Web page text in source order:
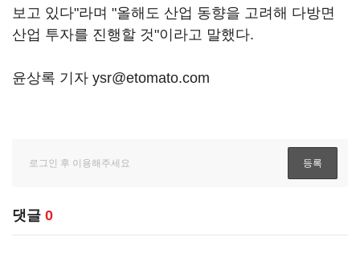
보고 있다"라며 "올해도 산업 동향을 고려해 다방면
산업 투자를 진행할 것"이라고 말했다.
윤상록 기자 ysr@etomato.com
댓글 0